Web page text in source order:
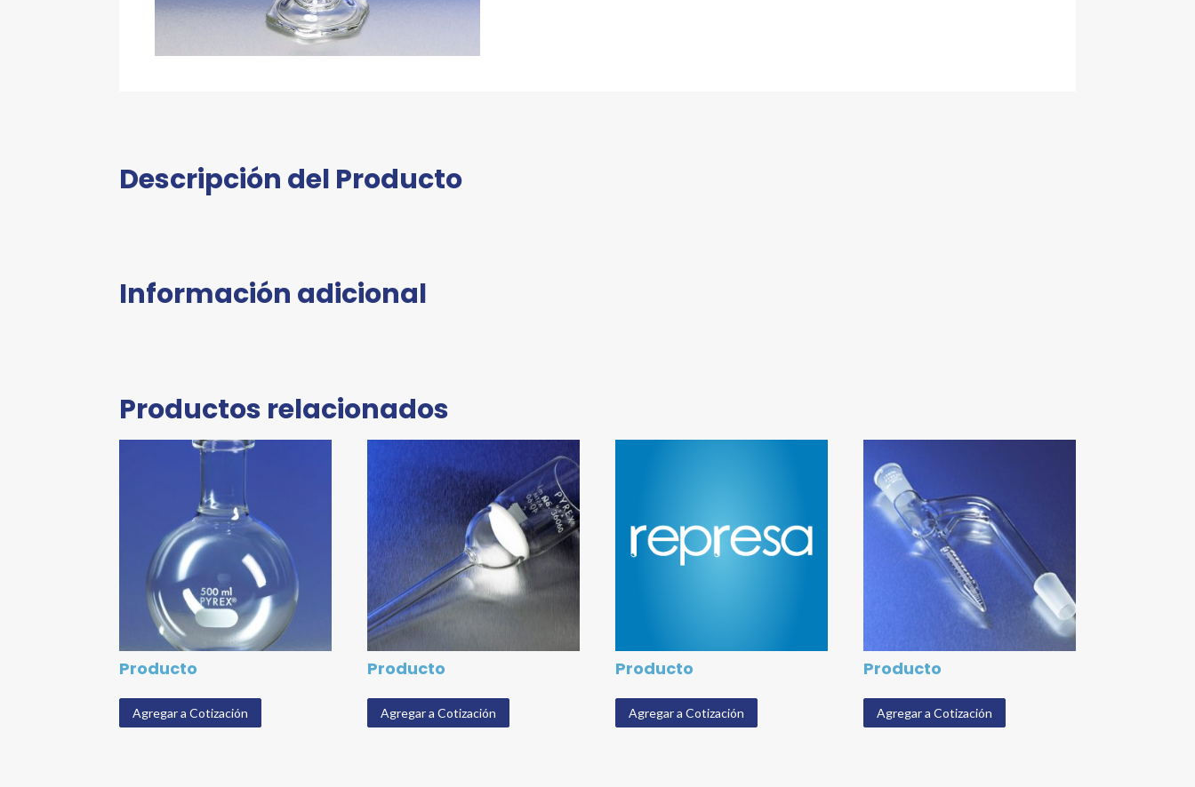
Descripción del Producto
Información adicional
Productos relacionados
Producto
Agregar a Cotización
Producto
Agregar a Cotización
Producto
Agregar a Cotización
Producto
Agregar a Cotización